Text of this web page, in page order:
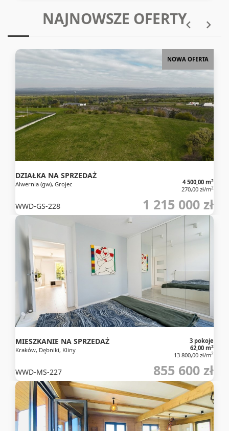
NAJNOWSZE OFERTY
NOWA OFERTA
DZIAŁKA NA SPRZEDAŻ
Alwernia (gw), Grojec 4 500,00 m2
270,00 zł/m2
WWD-GS-228 1 215 000 zł
MIESZKANIE NA SPRZEDAŻ
Kraków, Dębniki, Kliny
3 pokoje
62,00 m2
13 800,00 zł/m2
WWD-MS-227 855 600 zł